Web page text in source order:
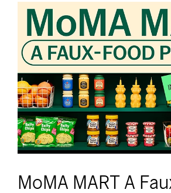
MoMA MART A